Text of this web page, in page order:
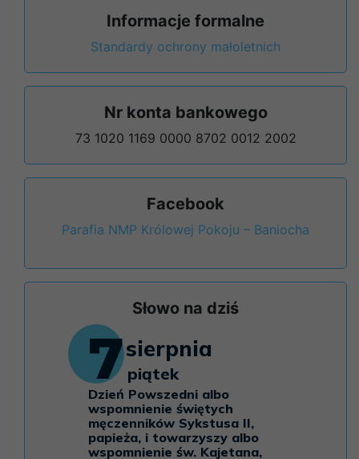
Informacje formalne
Standardy ochrony małoletnich
Nr konta bankowego
73 1020 1169 0000 8702 0012 2002
Facebook
Parafia NMP Królowej Pokoju – Baniocha
Słowo na dziś